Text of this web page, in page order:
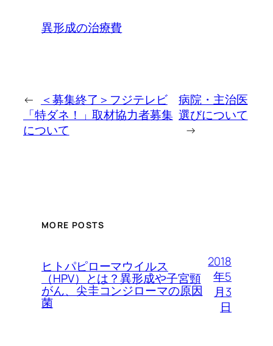
異形成の治療費
←
＜募集終了＞フジテレビ
「特ダネ！」取材協力者募集
について
病院・主治医
選びについて
→
MORE POSTS
ヒトパピローマウイルス
（HPV）とは？異形成や子宮頸
がん、尖圭コンジローマの原因
菌
2018
年5
月3
日